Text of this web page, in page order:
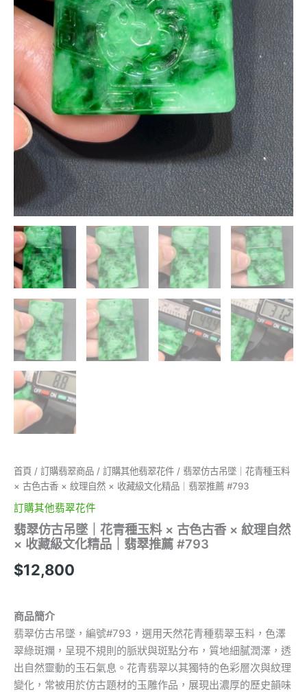
首頁 / 訂購翡翠商品 / 訂購其他翡翠花件 / 翡翠仿古吊墜｜花青種玉料
× 古色古香 × 紋理自然 × 收藏級文化精品｜翡翠推薦 #793
訂購其他翡翠花件
翡翠仿古吊墜｜花青種玉料 × 古色古香 × 紋理自然
× 收藏級文化精品｜翡翠推薦 #793
$12,800
商品簡介
翡翠仿古吊墜，編號#793，選用天然花青種翡翠玉料，色澤
翠綠斑斕，呈現不規則的脈狀與斑點分布，質地細膩潤澤，透
出自然靈動的玉石氣息。花青翡翠以其獨特的色彩層次與紋理
變化，常被用於仿古題材的玉雕作品，展現出濃厚的歷史韻味
然
收
藏
化
精
翡
#793
數
量